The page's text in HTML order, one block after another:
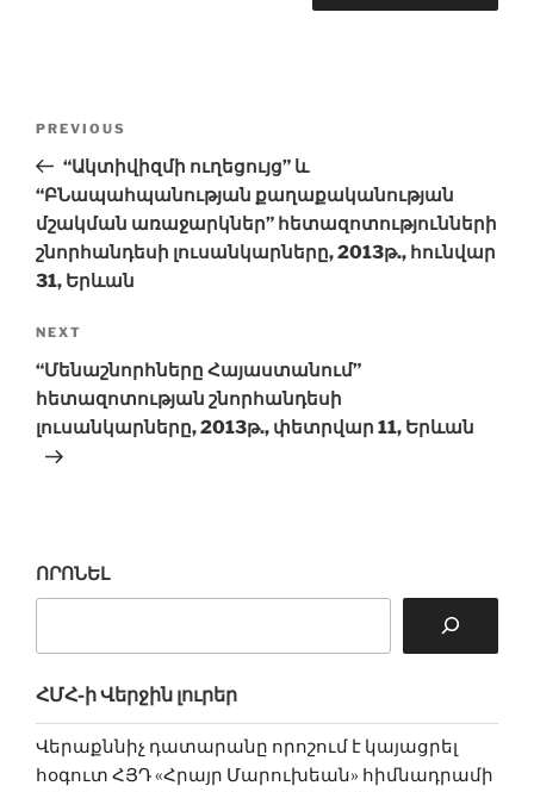
Previous
Post
PREVIOUS
“Ակտիվիզմի ուղեցույց” և
“ԲՆապահպանության քաղաքականության
մշակման առաջարկներ” հետազոտությունների
շնորհանդեսի լուսանկարները, 2013թ., հունվար
31, Երևան
Next
Post
NEXT
“Մենաշնորհները Հայաստանում”
հետազոտության շնորհանդեսի
լուսանկարները, 2013թ., փետրվար 11, Երևան
ՈՐՈՆԵԼ
ՀՄՀ-ի Վերջին լուրեր
Վերաքննիչ դատարանը որոշում է կայացրել
հօգուտ ՀՅԴ «Հրայր Մարուխեան» հիմնադրամի